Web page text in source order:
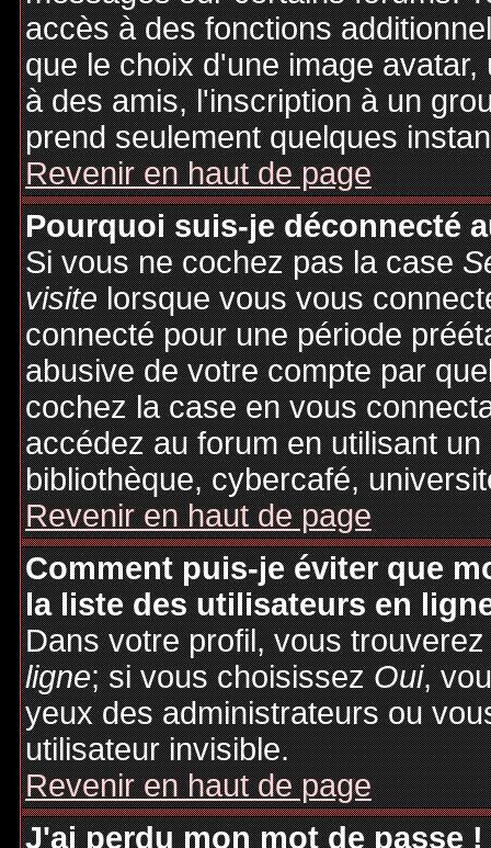
accès à des fonctions
que le choix d'une image
à des amis, l'inscription à un
prend seulement quelques
Revenir en haut de page
Pourquoi suis-je déconnecté
Si vous ne cochez pas la case
visitelorsque vous vous
connecté pour une période
abusive de votre compte par
cochez la case en vous
accédez au forum en utilisant
bibliothèque, cybercafé,
Revenir en haut de page
Comment puis-je éviter que
la liste des utilisateurs en
Dans votre profil, vous
ligne; si vous choisissezOui,
yeux des administrateurs ou
utilisateur invisible.
Revenir en haut de page
J'ai perdu mon mot de passe !